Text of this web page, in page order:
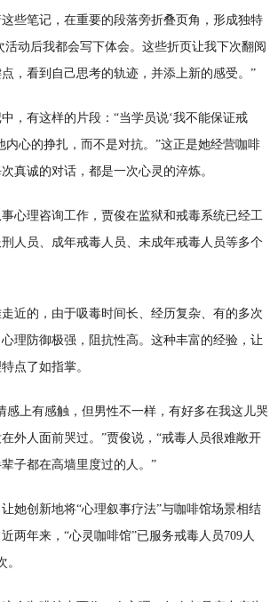
些笔记，在重要的段落旁折叠页角，形成独特
活动后我都会写下体会。这些折页让我下次翻阅
，看到自己思考的轨迹，并添上新的感受。”
，有这样的片段：“当学员说‘我不能保证戒
内心的挣扎，而不是对抗。”这正是她经营咖啡
真诚的对话，都是一次心灵的淬炼。
事心理咨询工作，贾俊在监狱和戒毒系统已经工
人员、成年戒毒人员、未成年戒毒人员等多个
近的，由于吸毒时间长、经历复杂、有的多次
理防御极强，阻抗性高。这种丰富的经验，让
点了如指掌。
感上有感触，但男性不一样，有好多在我这儿哭
外人面前哭过。”贾俊说，“戒毒人员很难敞开
子都在高墙里度过的人。”
她创新地将“心理叙事疗法”与咖啡馆场景相结
两年来，“心灵咖啡馆”已服务戒毒人员709人
。